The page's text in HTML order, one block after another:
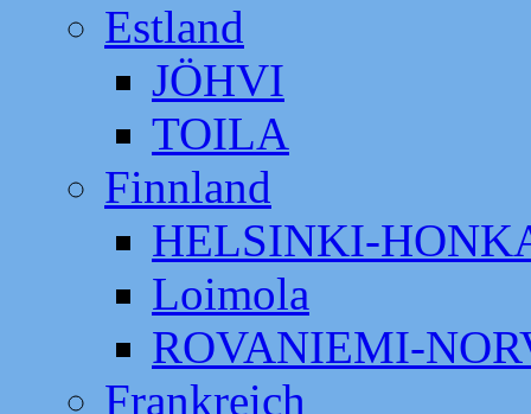
Estland
JÖHVI
TOILA
Finnland
HELSINKI-
Loimola
ROVANIEMI-
Frankreich